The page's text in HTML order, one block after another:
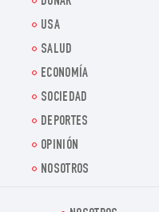
USA
SALUD
ECONOMÍA
SOCIEDAD
DEPORTES
OPINIÓN
NOSOTROS